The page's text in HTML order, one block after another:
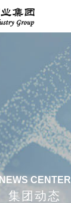
NEWS CENTER
集团动态